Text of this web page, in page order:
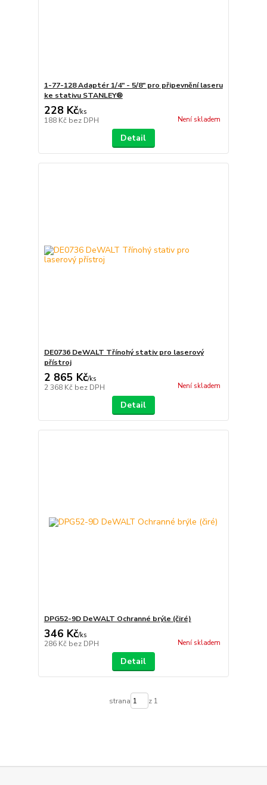
1-77-128 Adaptér 1/4" - 5/8" pro připevnění laseru
ke stativu STANLEY®
228 Kč/ks
188 Kč bez DPH Není skladem
Detail
DE0736 DeWALT Třínohý stativ pro laserový
přístroj
2 865 Kč/ks
2 368 Kč bez DPH Není skladem
Detail
DPG52-9D DeWALT Ochranné brýle (čiré)
346 Kč/ks
286 Kč bez DPH Není skladem
Detail
strana z 1